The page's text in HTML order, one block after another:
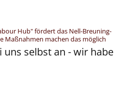
Hub" fördert das Nell-Breuning-
Maßnahmen machen das möglich:
selbst an - wir